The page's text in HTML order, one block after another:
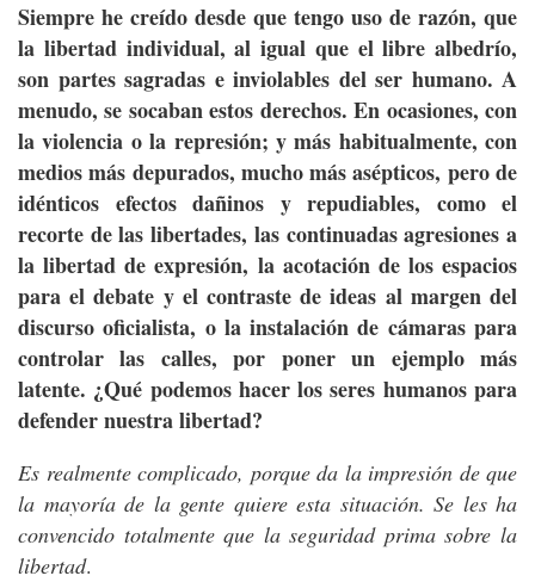
Siempre he creído desde que tengo uso de razón, que
la libertad individual, al igual que el libre albedrío,
son partes sagradas e inviolables del ser humano. A
menudo, se socaban estos derechos. En ocasiones, con
la violencia o la represión; y más habitualmente, con
medios más depurados, mucho más asépticos, pero de
idénticos efectos dañinos y repudiables, como el
recorte de las libertades, las continuadas agresiones a
la libertad de expresión, la acotación de los espacios
para el debate y el contraste de ideas al margen del
discurso oficialista, o la instalación de cámaras para
controlar las calles, por poner un ejemplo más
latente. ¿Qué podemos hacer los seres humanos para
defender nuestra libertad?
Es realmente complicado, porque da la impresión de que
la mayoría de la gente quiere esta situación. Se les ha
convencido totalmente que la seguridad prima sobre la
libertad.